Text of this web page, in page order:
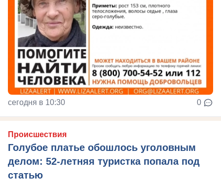
сегодня в 10:30 0
Происшествия
Голубое платье обошлось уголовным
делом: 52-летняя туристка попала под
статью